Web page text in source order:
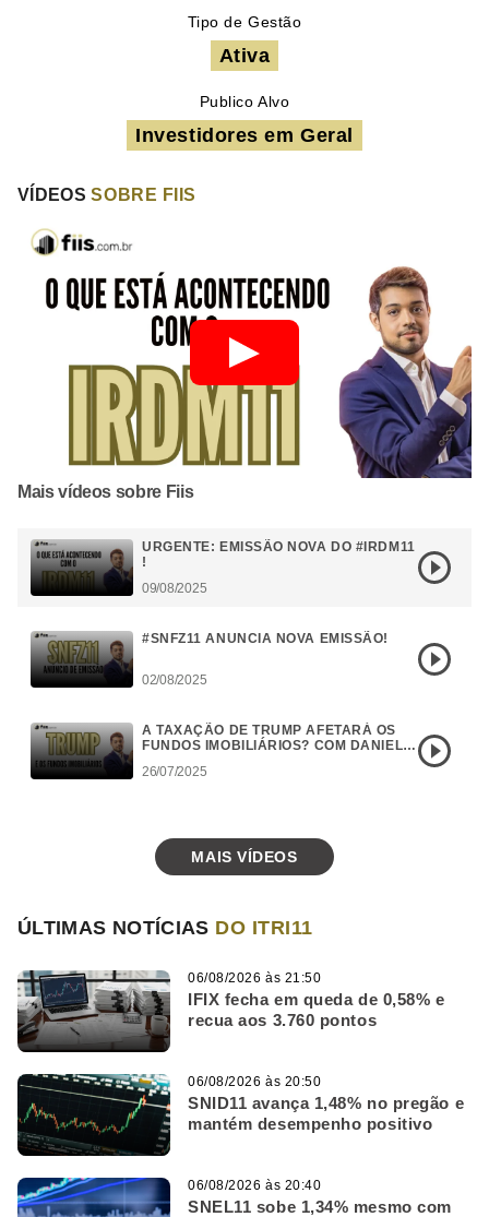
Tipo de Gestão
Ativa
Publico Alvo
Investidores em Geral
VÍDEOSSOBRE FIIS
Mais vídeos sobre Fiis
URGENTE: EMISSÃO NOVA DO #IRDM11
!
09/08/2025
#SNFZ11 ANUNCIA NOVA EMISSÃO!
02/08/2025
A TAXAÇÃO DE TRUMP AFETARÁ OS
FUNDOS IMOBILIÁRIOS? COM DANIEL
26/07/2025
MAIS VÍDEOS
ÚLTIMAS NOTÍCIAS DO ITRI11
IFIX fecha em queda de 0,58% e
recua aos 3.760 pontos
06/08/2026 às 21:50
SNID11 avança 1,48% no pregão e
mantém desempenho positivo
06/08/2026 às 20:50
SNEL11 sobe 1,34% mesmo com
06/08/2026 às 20:40